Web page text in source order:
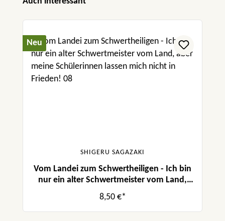
Neu
SHIGERU SAGAZAKI
Vom Landei zum Schwertheiligen - Ich bin
nur ein alter Schwertmeister vom Land,
aber meine Schülerinnen lassen mich nicht
in Frieden! 08
8,50 €*